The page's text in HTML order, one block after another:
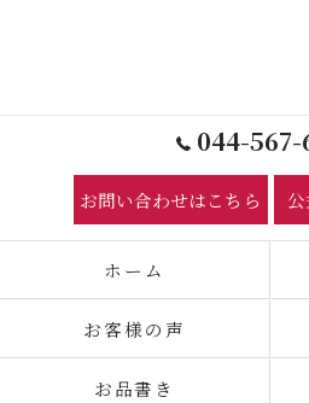
044-567-
お問い合わせはこちら
ホーム
お客様の声
お品書き